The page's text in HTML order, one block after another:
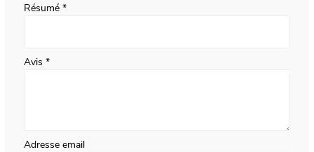
Résumé
Avis
Adresse email